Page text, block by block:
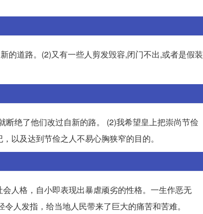
的道路。(2)又有一些人剪发毁容,闭门不出,或者是假装
绝了他们改过自新的路。 (2)我希望皇上把崇尚节俭
以及达到节俭之人不易心胸狭窄的目的。
人格，自小即表现出暴虐顽劣的性格。一生作恶无
人发指，给当地人民带来了巨大的痛苦和苦难。